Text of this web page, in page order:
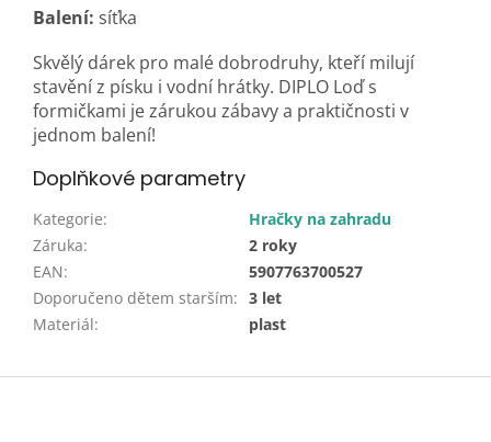
Balení: síťka
Skvělý dárek pro malé dobrodruhy, kteří milují
stavění z písku i vodní hrátky. DIPLO Loď s
formičkami je zárukou zábavy a praktičnosti v
jednom balení!
Doplňkové parametry
Kategorie:
Hračky na zahradu
Záruka:
2 roky
EAN:
5907763700527
Doporučeno dětem starším: 3 let
Materiál: plast
Z